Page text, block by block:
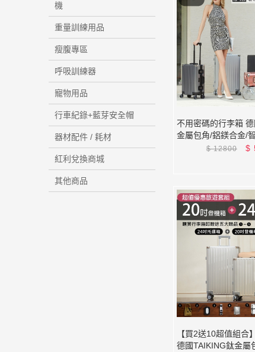
機
重量訓練用品
瘦腹專區
呼吸訓練器
寵物用品
行車紀錄+藍芽安全帽
器材配件 / 耗材
紅利兌換商城
其他商品
不用密碼的行李箱
金屬包角/鋁鎂合金/
行李箱/旅行箱 贈超
$12800 $
【買2送10超值組合
德國TAIKING鈦金屬